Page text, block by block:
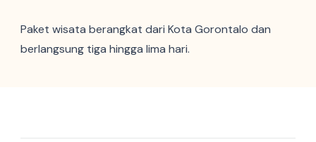
Paket wisata berangkat dari Kota Gorontalo dan
berlangsung tiga hingga lima hari.